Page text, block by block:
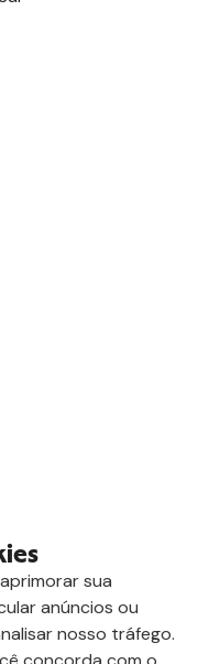
sua
anúncios ou
nosso tráfego.